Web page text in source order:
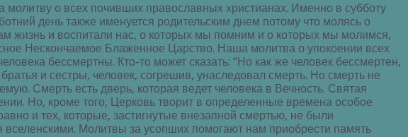
о всех почивших православных христианах. Именно в субботу
день также именуется родительским днем потому что молясь о
жизнь и воспитали нас, о которых мы помним и о которых мы молимся,
Нескончаемое Блаженное Царство. Наша молитва о упокоении всех
бессмертны. Кто-то может сказать: “Но как же человек бессмертен,
и сестры, человек, согрешив, унаследовал смерть. Но смерть не
Смерть есть дверь, которая ведет человека в Вечность. Святая
Но, кроме того, Церковь творит в определенные времена особое
и тех, которые, застигнутые внезапной смертью, не были
Молитвы за усопших помогают нам приобрести память